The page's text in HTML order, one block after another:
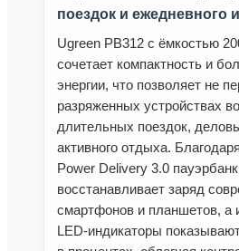
поездок и ежедневного
Ugreen PB312 с ёмкостью
сочетает компактность и
энергии, что позволяет не
разряженных устройствах
длительных поездок,
активного отдыха.
Power Delivery 3.0
восстанавливает заряд
смартфонов и планшетов, а
LED‑индикаторы